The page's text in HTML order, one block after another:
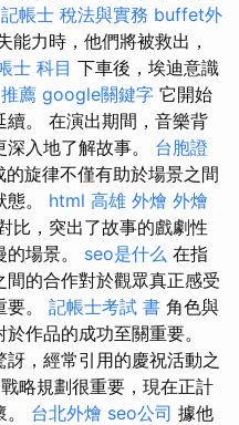
記帳士 稅法與實務 buffet外
能力時，他們將被救出，
士 科目 下車後，埃迪意識
薦 google關鍵字 它開始
續。 在演出期間，音樂背
入地了解故事。 台胞證
的旋律不僅有助於場景之間
。 html 高雄 外燴 外燴
比，突出了故事的戲劇性
場景。 seo是什么 在指
的合作對於觀眾真正感受
。 記帳士考試 書 角色與
作品的成功至關重要。
，經常引用的慶祝活動之
略規劃很重要，現在正計
台北外燴 seo公司 據他